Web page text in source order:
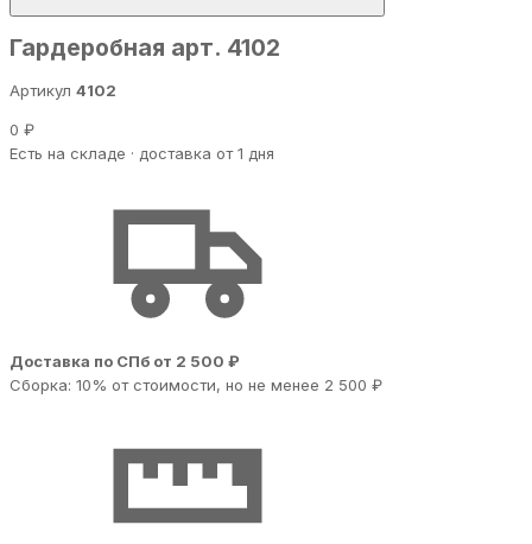
Гардеробная арт. 4102
Артикул 4102
0 ₽
Есть на складе · доставка от 1 дня
Доставка по СПб от 2 500 ₽
Сборка: 10% от стоимости, но не менее 2 500 ₽